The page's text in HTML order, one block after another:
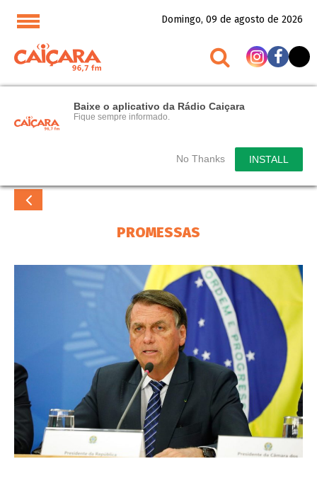
Baixe o aplicativo da Rádio Caiçara
Fique sempre informado.
No Thanks INSTALL
Domingo, 09 de agosto de 2026
PROMESSAS